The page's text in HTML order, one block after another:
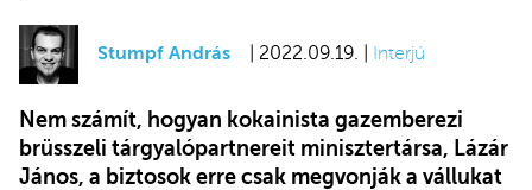
Stumpf András | 2022.09.19. | Interjú
Nem számít, hogyan kokainista gazemberezi
brüsszeli tárgyalópartnereit minisztertársa, Lázár
János, a biztosok erre csak megvonják a vállukat